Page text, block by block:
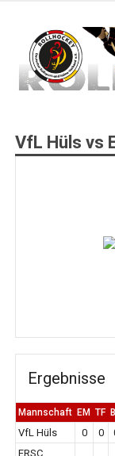
springen
VfL Hüls vs
Ergebnisse
Mannschaft EM TF
VfL Hüls 0 0
ERSC